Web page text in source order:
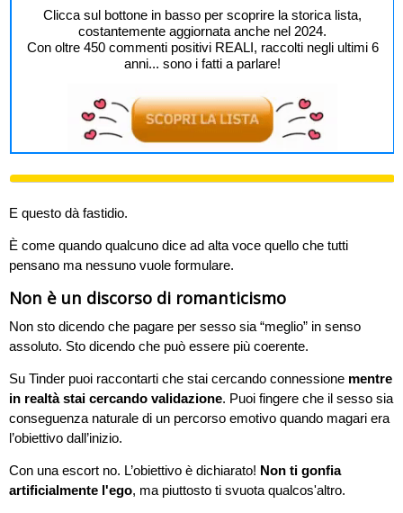
Clicca sul bottone in basso per scoprire la storica lista,
costantemente aggiornata anche nel 2024.
Con oltre 450 commenti positivi REALI, raccolti negli ultimi 6
anni... sono i fatti a parlare!
E questo dà fastidio.
È come quando qualcuno dice ad alta voce quello che tutti
pensano ma nessuno vuole formulare.
Non è un discorso di romanticismo
Non sto dicendo che pagare per sesso sia “meglio” in senso
assoluto. Sto dicendo che può essere più coerente.
Su Tinder puoi raccontarti che stai cercando connessione mentre
in realtà stai cercando validazione. Puoi fingere che il sesso sia
conseguenza naturale di un percorso emotivo quando magari era
l’obiettivo dall’inizio.
Con una escort no. L’obiettivo è dichiarato! Non ti gonfia
artificialmente l'ego, ma piuttosto ti svuota qualcos'altro.